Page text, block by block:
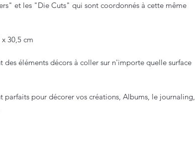
et les "Die Cuts" qui sont coordonnés à cette même
30,5 cm
des éléments décors à coller sur n'importe quelle surface
parfaits pour décorer vos créations, Albums, le journaling,